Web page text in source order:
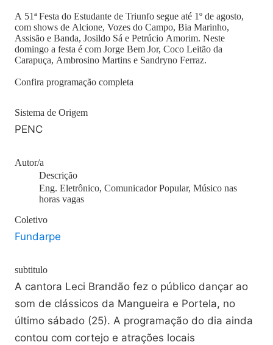
A 51ª Festa do Estudante de Triunfo segue até 1º de agosto,
com shows de Alcione, Vozes do Campo, Bia Marinho,
Assisão e Banda, Josildo Sá e Petrúcio Amorim. Neste
domingo a festa é com Jorge Bem Jor, Coco Leitão da
Carapuça, Ambrosino Martins e Sandryno Ferraz.
Confira programação completa
Sistema de Origem
PENC
Autor/a
Descrição
Eng. Eletrônico, Comunicador Popular, Músico nas
horas vagas
Coletivo
Fundarpe
subtitulo
A cantora Leci Brandão fez o público dançar ao
som de clássicos da Mangueira e Portela, no
último sábado (25). A programação do dia ainda
contou com cortejo e atrações locais